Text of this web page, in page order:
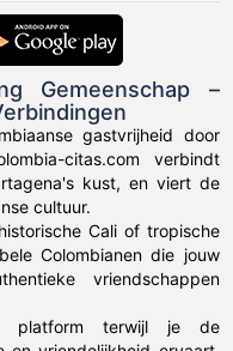
Gemeenschap –
gastvrijheid door
citas.com verbindt
kust, en viert de
cultuur.
Cali of tropische
Colombianen die jouw
vriendschappen
platform terwijl je de